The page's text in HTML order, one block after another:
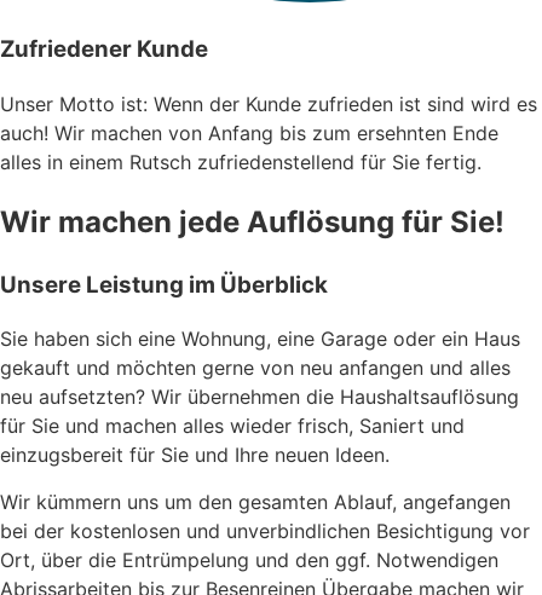
Zufriedener Kunde
Unser Motto ist: Wenn der Kunde zufrieden ist sind wird es
auch! Wir machen von Anfang bis zum ersehnten Ende
alles in einem Rutsch zufriedenstellend für Sie fertig.
Wir machen jede Auflösung für Sie!​
Unsere Leistung im Überblick
Sie haben sich eine Wohnung, eine Garage oder ein Haus
gekauft und möchten gerne von neu anfangen und alles
neu aufsetzten? Wir übernehmen die Haushaltsauflösung
für Sie und machen alles wieder frisch, Saniert und
einzugsbereit für Sie und Ihre neuen Ideen.
Wir kümmern uns um den gesamten Ablauf, angefangen
bei der kostenlosen und unverbindlichen Besichtigung vor
Ort, über die Entrümpelung und den ggf. Notwendigen
Abrissarbeiten bis zur Besenreinen Übergabe machen wir